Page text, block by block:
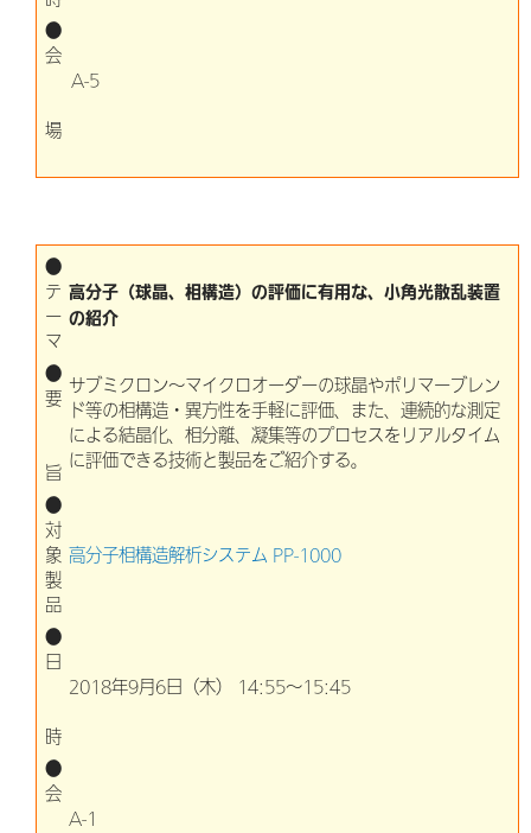
●
会
場
A-5
●
テ
ー
マ
高分子（球晶、相構造）の評価に有用な、小角光散乱装置
の紹介
●
要
旨
サブミクロン～マイクロオーダーの球晶やポリマーブレン
ド等の相構造・異方性を手軽に評価、また、連続的な測定
による結晶化、相分離、凝集等のプロセスをリアルタイム
に評価できる技術と製品をご紹介する。
●
対
象
製
品
高分子相構造解析システム PP-1000
●
日
時
2018年9月6日（木） 14:55～15:45
●
会
A-1